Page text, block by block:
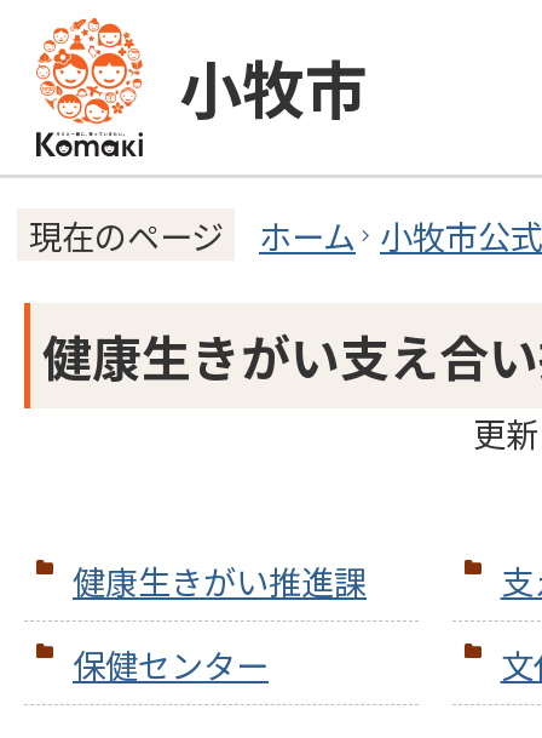
小牧市
現在のページ ホーム 小牧市公
健康生きがい支え合
更
健康生きがい推進課
保健センター